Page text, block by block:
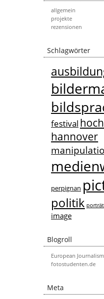
allgemein
projekte
rezensionen
Schlagwörter
festival
hannover
perpignan
politik porträt
image
Blogroll
European
fotostudenten.de
Meta